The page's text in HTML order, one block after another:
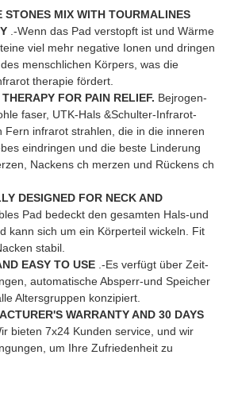
STONES MIX WITH TOURMALINES
.-Wenn das Pad verstopft ist und Wärme
viel mehr negative Ionen und dringen
menschlichen Körpers, was die
therapie fördert.
FOR PAIN RELIEF. Bejrogen-
faser, UTK-Hals &Schulter-Infrarot-
Fern infrarot strahlen, die in die inneren
eindringen und die beste Linderung
Nackens ch merzen und Rückens ch
DESIGNED FOR NECK AND
Pad bedeckt den gesamten Hals-und
kann sich um ein Körperteil wickeln. Fit
stabil.
EASY TO USE .-Es verfügt über Zeit-
automatische Absperr-und Speicher
Altersgruppen konzipiert.
WARRANTY AND 30 DAYS
bieten 7x24 Kunden service, und wir
um Ihre Zufriedenheit zu